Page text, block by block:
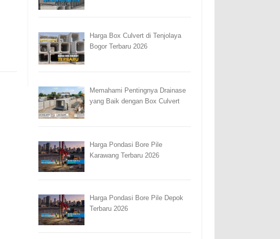
Harga Box Culvert di Tenjolaya
Bogor Terbaru 2026
Memahami Pentingnya Drainase
yang Baik dengan Box Culvert
Harga Pondasi Bore Pile
Karawang Terbaru 2026
Harga Pondasi Bore Pile Depok
Terbaru 2026